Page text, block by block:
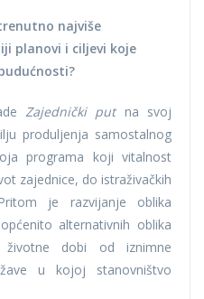
najviše
planovi i ciljevi koje
Zajednički putna svoj
produljenja samostalnog
programa koji vitalnost
zajednice, do istraživačkih
je razvijanje oblika
alternativnih oblika
dobi od iznimne
u kojoj stanovništvo